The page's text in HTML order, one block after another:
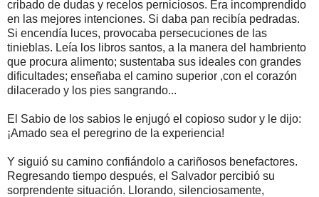
cribado de dudas y recelos perniciosos. Era incomprendido
en las mejores intenciones. Si daba pan recibía pedradas.
Si encendía luces, provocaba persecuciones de las
tinieblas. Leía los libros santos, a la manera del hambriento
que procura alimento; sustentaba sus ideales con grandes
dificultades; enseñaba el camino superior ,con el corazón
dilacerado y los pies sangrando...
El Sabio de los sabios le enjugó el copioso sudor y le dijo:
¡Amado sea el peregrino de la experiencia!
Y siguió su camino confiándolo a cariñosos benefactores.
Regresando tiempo después, el Salvador percibió su
sorprendente situación. Llorando, silenciosamente,